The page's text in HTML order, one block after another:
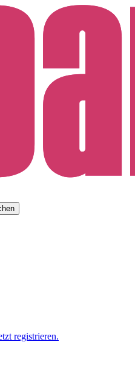
registrieren.